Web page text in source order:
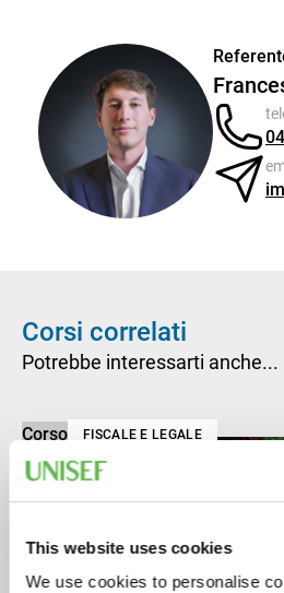
This website uses cookies
We use cookies to personalise
Corsi correlati
Potrebbe interessarti anche...
Corso FISCALE E LEGALE